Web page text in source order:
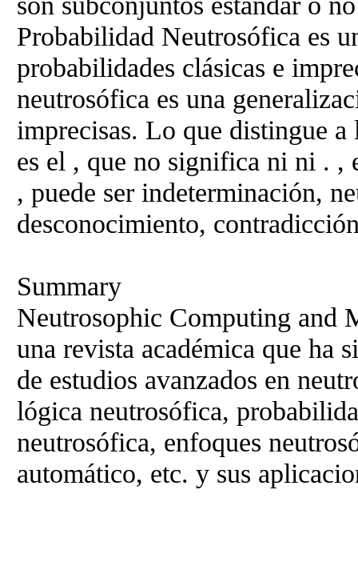
Probabilidad Neutrosófica es
probabilidades clásicas e
neutrosófica es una
imprecisas. Lo que distingue
es el , que no significa ni ni . ,
, puede ser indeterminación,
desconocimiento,
Summary
Neutrosophic Computing and
una revista académica que ha
de estudios avanzados en
lógica neutrosófica,
neutrosófica, enfoques
automático, etc. y sus